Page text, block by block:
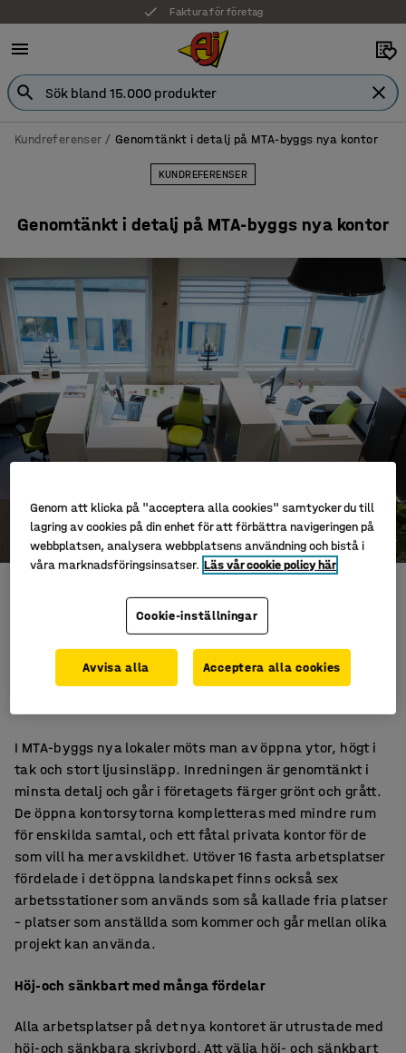
Faktura för företag
Kundreferenser Genomtänkt i detalj på MTA-byggs nya kontor
KUNDREFERENSER
Genomtänkt i detalj på MTA-byggs nya kontor
MTA är byggföretaget som på sina 5 år i branschen växt
från tre till 170 anställda. I luftiga lokaler i Halmstad
hittar man huvudkontoret, ett av företagets tre kontor.
Kontoret har planerats av Fredblads arkitekter och
inretts av AJ Produkter. Här ryms 16 arbetsplatser och
I MTA-byggs nya lokaler möts man av öppna ytor, högt i
tak och stort ljusinsläpp. Inredningen är genomtänkt i
minsta detalj och går i företagets färger grönt och grått.
De öppna kontorsytorna kompletteras med mindre rum
för enskilda samtal, och ett fåtal privata kontor för de
som vill ha mer avskildhet. Utöver 16 fasta arbetsplatser
fördelade i det öppna landskapet finns också sex
arbetsstationer som används som så kallade fria platser
– platser som anställda som kommer och går mellan olika
projekt kan använda.
Höj-och sänkbart med många fördelar
Alla arbetsplatser på det nya kontoret är utrustade med
höj-och sänkbara skrivbord. Att välja höj- och sänkbart
Genom att klicka på "acceptera alla cookies" samtycker du till
lagring av cookies på din enhet för att förbättra navigeringen på
webbplatsen, analysera webbplatsens användning och bistå i
våra marknadsföringsinsatser. Läs vår cookie policy här
Cookie-inställningar
Avvisa alla Acceptera alla cookies